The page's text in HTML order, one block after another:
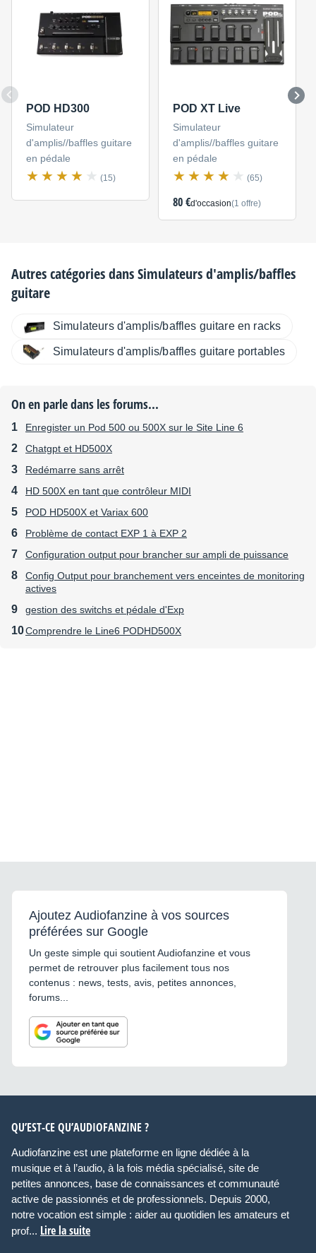
POD HD300
Simulateur
d'amplis//baffles guitare
en pédale
(15)
POD XT Live
Simulateur
d'amplis//baffles guitare
en pédale
(65)
80 €d'occasion(1 offre)
Autres catégories dansSimulateurs d'amplis/baffles
guitare
Simulateurs d'amplis/baffles guitare en racks
Simulateurs d'amplis/baffles guitare portables
On en parle dans les forums...
Enregister un Pod 500 ou 500X sur le Site Line 6
Chatgpt et HD500X
Redémarre sans arrêt
HD 500X en tant que contrôleur MIDI
POD HD500X et Variax 600
Problème de contact EXP 1 à EXP 2
Configuration output pour brancher sur ampli de puissance
Config Output pour branchement vers enceintes de monitoring
actives
gestion des switchs et pédale d'Exp
Comprendre le Line6 PODHD500X
Ajoutez Audiofanzine à vos sources
préférées sur Google
Un geste simple qui soutient Audiofanzine et vous
permet de retrouver plus facilement tous nos
contenus : news, tests, avis, petites annonces,
forums...
QU’EST-CE QU’AUDIOFANZINE ?
Audiofanzine est une plateforme en ligne dédiée à la
musique et à l’audio, à la fois média spécialisé, site de
petites annonces, base de connaissances et communauté
active de passionnés et de professionnels. Depuis 2000,
notre vocation est simple : aider au quotidien les amateurs et
prof... Lire la suite